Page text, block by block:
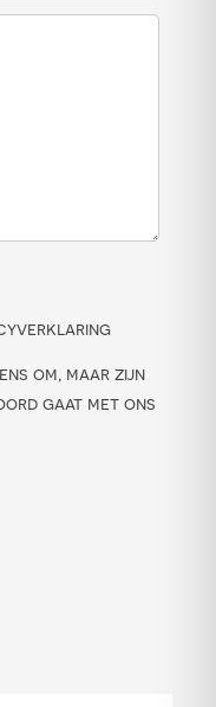
om, maar zijn
gaat met ons